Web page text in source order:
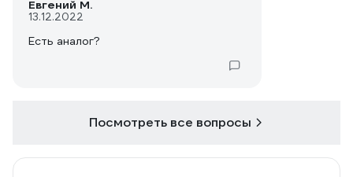
Евгений М.
13.12.2022
Есть аналог?
Посмотреть все вопросы